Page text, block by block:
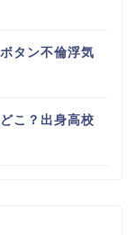
タン不倫浮気
こ？出身高校